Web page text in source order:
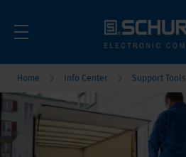
Home Info Center Support Tools